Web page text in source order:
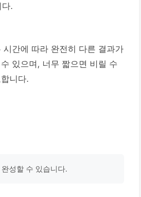
.
간에 따라 완전히 다른 결과가
있으며, 너무 짧으면 비릴 수
니다.
성할 수 있습니다.